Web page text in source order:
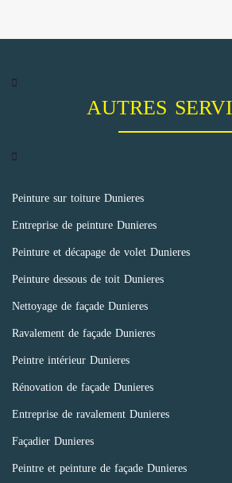
AUTRES
Peinture sur toiture Dunieres
Entreprise de peinture Dunieres
Peinture et décapage de volet Dunieres
Peinture dessous de toit Dunieres
Nettoyage de façade Dunieres
Ravalement de façade Dunieres
Peintre intérieur Dunieres
Rénovation de façade Dunieres
Entreprise de ravalement Dunieres
Façadier Dunieres
Peintre et peinture de façade Dunieres